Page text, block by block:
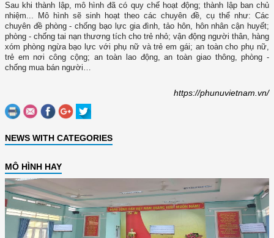
Sau khi thành lập, mô hình đã có quy chế hoạt động; thành lập ban chủ
nhiệm... Mô hình sẽ sinh hoạt theo các chuyên đề, cụ thể như: Các
chuyên đề phòng - chống bạo lực gia đình, tảo hôn, hôn nhân cận huyết;
phòng - chống tai nạn thương tích cho trẻ nhỏ; vận động người thân, hàng
xóm phòng ngừa bạo lực với phụ nữ và trẻ em gái; an toàn cho phụ nữ,
trẻ em nơi công cộng; an toàn lao động, an toàn giao thông, phòng -
chống mua bán người…
https://phunuvietnam.vn/
NEWS WITH CATEGORIES
MÔ HÌNH HAY